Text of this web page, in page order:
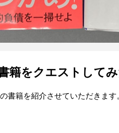
籍をクエストして
書籍を紹介させていただきます